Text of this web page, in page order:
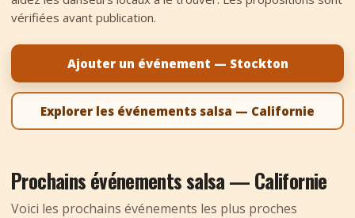
TuneTempo
vérifiées avant publication.
Ajouter un événement — Stockton
Explorer les événements salsa — Californie
Prochains événements salsa — Californie
Voici les prochains événements les plus proches